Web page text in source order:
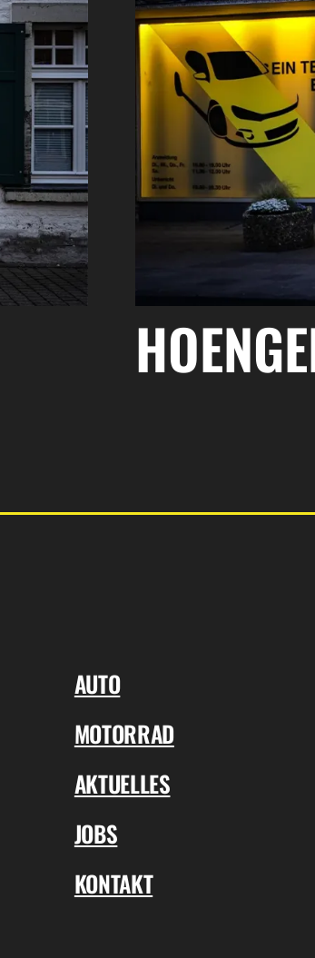
AUTO
MOTORRAD
AKTUELLES
JOBS
KONTAKT